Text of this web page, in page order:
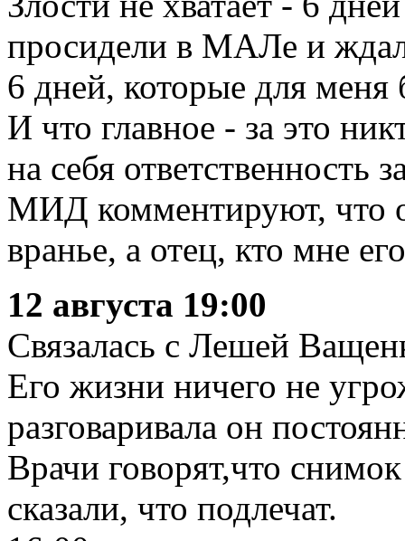
просидели в МАЛе и
6 дней, которые для меня
И что главное - за это
на себя ответственность
МИД комментируют, что
вранье, а отец, кто мне
12 августа 19:00
Связалась с Лешей
Его жизни ничего не
разговаривала он
Врачи говорят,что
сказали, что подлечат.